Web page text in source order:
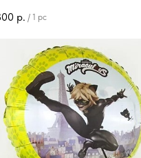
р. / 1 pc